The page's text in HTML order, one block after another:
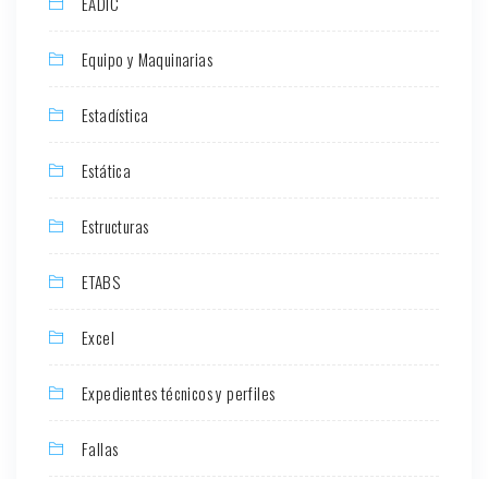
Equipo y Maquinarias
Estadística
Estática
Estructuras
ETABS
Excel
Expedientes técnicos y perfiles
Fallas